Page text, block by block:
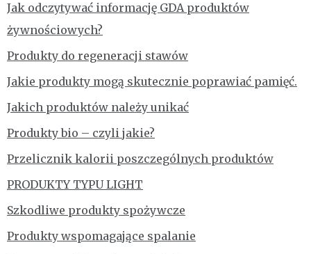
Jak odczytywać informację GDA produktów
żywnościowych?
Produkty do regeneracji stawów
Jakie produkty mogą skutecznie poprawiać pamięć.
Jakich produktów należy unikać
Produkty bio – czyli jakie?
Przelicznik kalorii poszczególnych produktów
PRODUKTY TYPU LIGHT
Szkodliwe produkty spożywcze
Produkty wspomagające spalanie